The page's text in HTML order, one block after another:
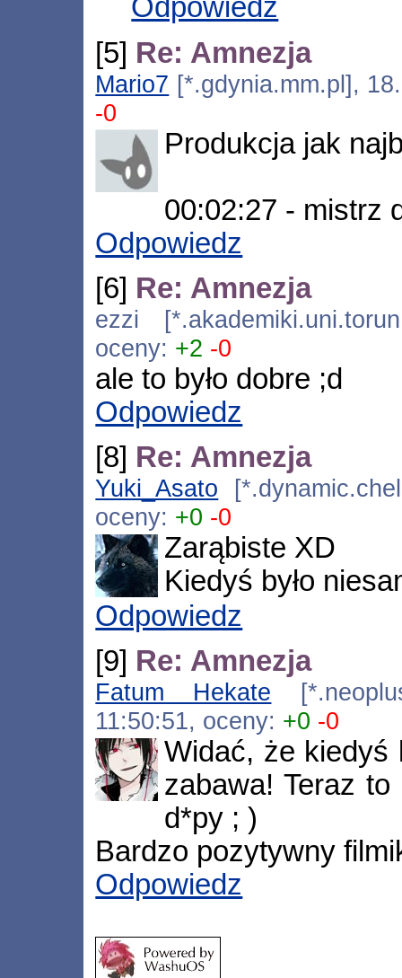
Odpowiedz
[5] Re: Amnezja
Mario7 [*.gdynia.mm.pl],
-0
Produkcja jak
00:02:27 - mistrz
Odpowiedz
[6] Re: Amnezja
ezzi
oceny: +2 -0
ale to było dobre ;d
Odpowiedz
[8] Re: Amnezja
Yuki_Asato
oceny: +0 -0
Zarąbiste XD
Kiedyś było
Odpowiedz
[9] Re: Amnezja
Fatum Hekate
11:50:51, oceny: +0 -0
Widać, że kiedyś
zabawa! Teraz
d*py ; )
Bardzo pozytywny
Odpowiedz